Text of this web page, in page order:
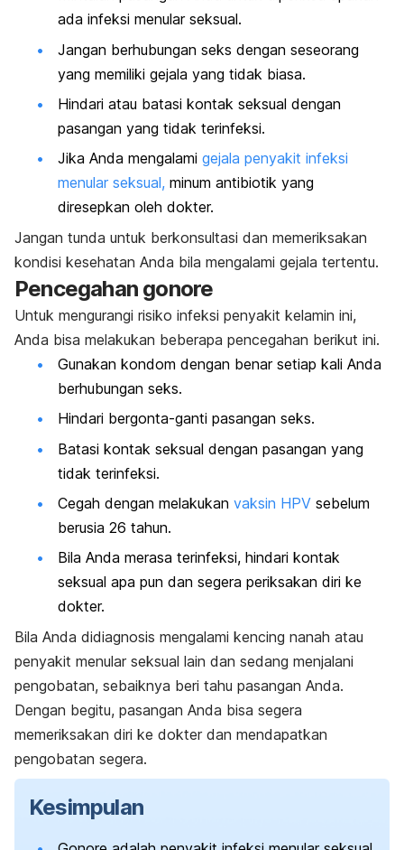
ada infeksi menular seksual.
Jangan berhubungan seks dengan seseorang
yang memiliki gejala yang tidak biasa.
Hindari atau batasi kontak seksual dengan
pasangan yang tidak terinfeksi.
Jika Anda mengalami gejala penyakit infeksi
menular seksual, minum antibiotik yang
diresepkan oleh dokter.
Jangan tunda untuk berkonsultasi dan memeriksakan
kondisi kesehatan Anda bila mengalami gejala tertentu.
Pencegahan gonore
Untuk mengurangi risiko infeksi penyakit kelamin ini,
Anda bisa melakukan beberapa pencegahan berikut ini.
Gunakan kondom dengan benar setiap kali Anda
berhubungan seks.
Hindari bergonta-ganti pasangan seks.
Batasi kontak seksual dengan pasangan yang
tidak terinfeksi.
Cegah dengan melakukan vaksin HPV sebelum
berusia 26 tahun.
Bila Anda merasa terinfeksi, hindari kontak
seksual apa pun dan segera periksakan diri ke
dokter.
Bila Anda didiagnosis mengalami kencing nanah atau
penyakit menular seksual lain dan sedang menjalani
pengobatan, sebaiknya beri tahu pasangan Anda.
Dengan begitu, pasangan Anda bisa segera
memeriksakan diri ke dokter dan mendapatkan
pengobatan segera.
Kesimpulan